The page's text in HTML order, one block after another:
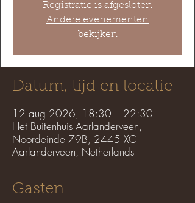
Registratie is afgesloten
Andere evenementen
bekijken
Datum, tijd en locatie
12 aug 2026, 18:30 – 22:30
Het Buitenhuis Aarlanderveen,
Noordeinde 79B, 2445 XC
Aarlanderveen, Netherlands
Gasten